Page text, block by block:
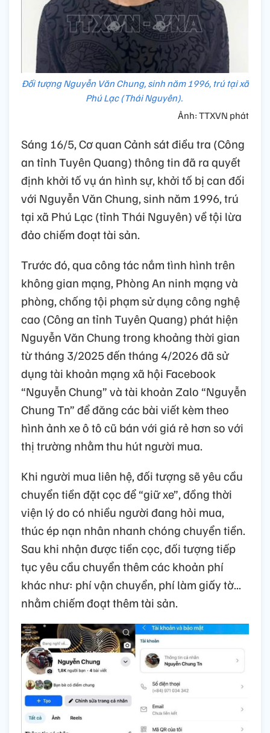
Đối tượng Nguyễn Văn Chung, sinh năm 1996, trú tại xã
Phú Lạc (Thái Nguyên).
Ảnh: TTXVN phát
Sáng 16/5, Cơ quan Cảnh sát điều tra (Công
an tỉnh Tuyên Quang) thông tin đã ra quyết
định khởi tố vụ án hình sự, khởi tố bị can đối
với Nguyễn Văn Chung, sinh năm 1996, trú
tại xã Phú Lạc (tỉnh Thái Nguyên) về tội lừa
đảo chiếm đoạt tài sản.
Trước đó, qua công tác nắm tình hình trên
không gian mạng, Phòng An ninh mạng và
phòng, chống tội phạm sử dụng công nghệ
cao (Công an tỉnh Tuyên Quang) phát hiện
Nguyễn Văn Chung trong khoảng thời gian
từ tháng 3/2025 đến tháng 4/2026 đã sử
dụng tài khoản mạng xã hội Facebook
“Nguyễn Chung” và tài khoản Zalo “Nguyễn
Chung Tn” để đăng các bài viết kèm theo
hình ảnh xe ô tô cũ bán với giá rẻ hơn so với
thị trường nhằm thu hút người mua.
Khi người mua liên hệ, đối tượng sẽ yêu cầu
chuyển tiền đặt cọc để “giữ xe”, đồng thời
viện lý do có nhiều người đang hỏi mua,
thúc ép nạn nhân nhanh chóng chuyển tiền.
Sau khi nhận được tiền cọc, đối tượng tiếp
tục yêu cầu chuyển thêm các khoản phí
khác như: phí vận chuyển, phí làm giấy tờ...
nhằm chiếm đoạt thêm tài sản.